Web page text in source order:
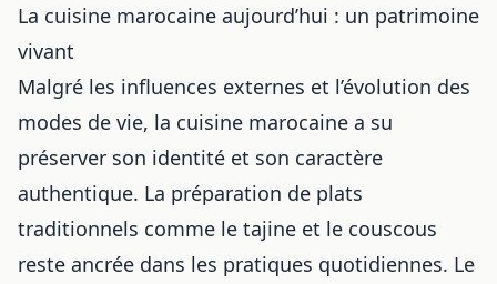
La cuisine marocaine aujourd’hui : un patrimoine
vivant
Malgré les influences externes et l’évolution des
modes de vie, la cuisine marocaine a su
préserver son identité et son caractère
authentique. La préparation de plats
traditionnels comme le tajine et le couscous
reste ancrée dans les pratiques quotidiennes. Le